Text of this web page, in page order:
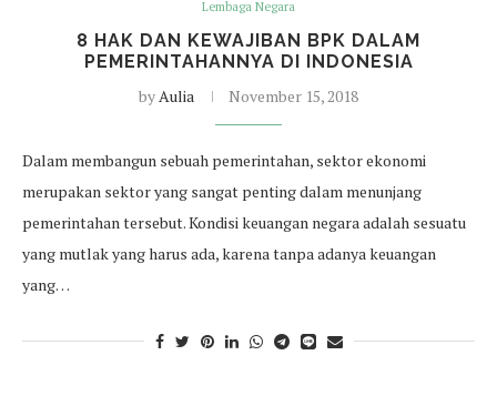
Lembaga Negara
8 HAK DAN KEWAJIBAN BPK DALAM
PEMERINTAHANNYA DI INDONESIA
byAulia November 15, 2018
Dalam membangun sebuah pemerintahan, sektor ekonomi
merupakan sektor yang sangat penting dalam menunjang
pemerintahan tersebut. Kondisi keuangan negara adalah sesuatu
yang mutlak yang harus ada, karena tanpa adanya keuangan
yang…